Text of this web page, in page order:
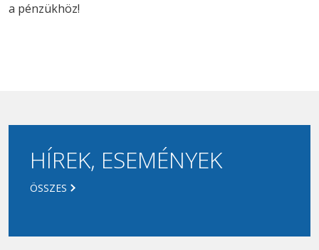
a pénzükhöz!
HÍREK, ESEMÉNYEK
ÖSSZES